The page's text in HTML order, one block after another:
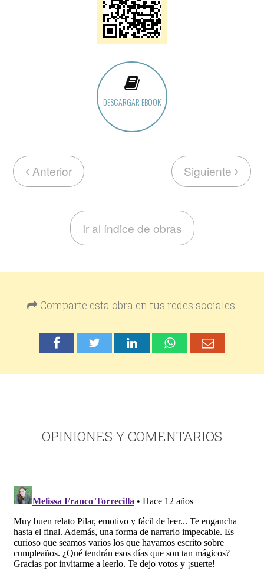
DESCARGAR EBOOK
Anterior Siguiente
Ir al índice de obras
Comparte esta obra en tus redes sociales:
OPINIONES Y COMENTARIOS